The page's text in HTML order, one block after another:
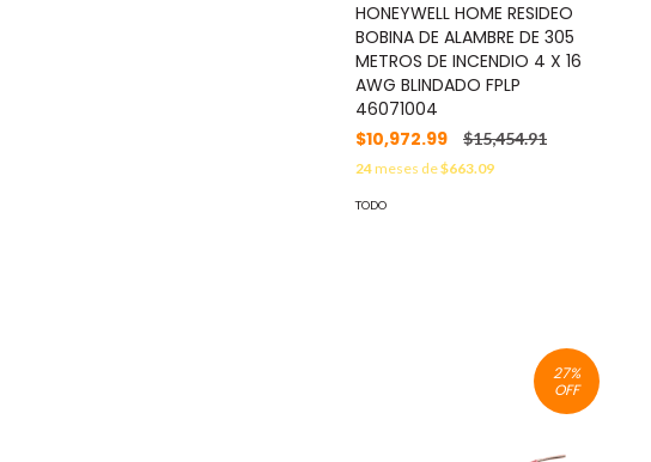
HONEYWELL HOME RESIDEO
BOBINA DE ALAMBRE DE 305
METROS DE INCENDIO 4 X 16
AWG BLINDADO FPLP
46071004
$10,972.99
$15,454.91
24meses de$663.09
TODO
27%
OFF